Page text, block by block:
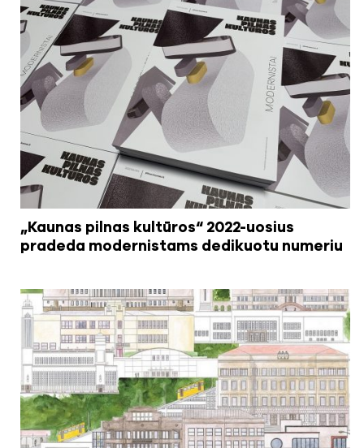
„Kaunas pilnas kultūros“ 2022-uosius
pradeda modernistams dedikuotu numeriu